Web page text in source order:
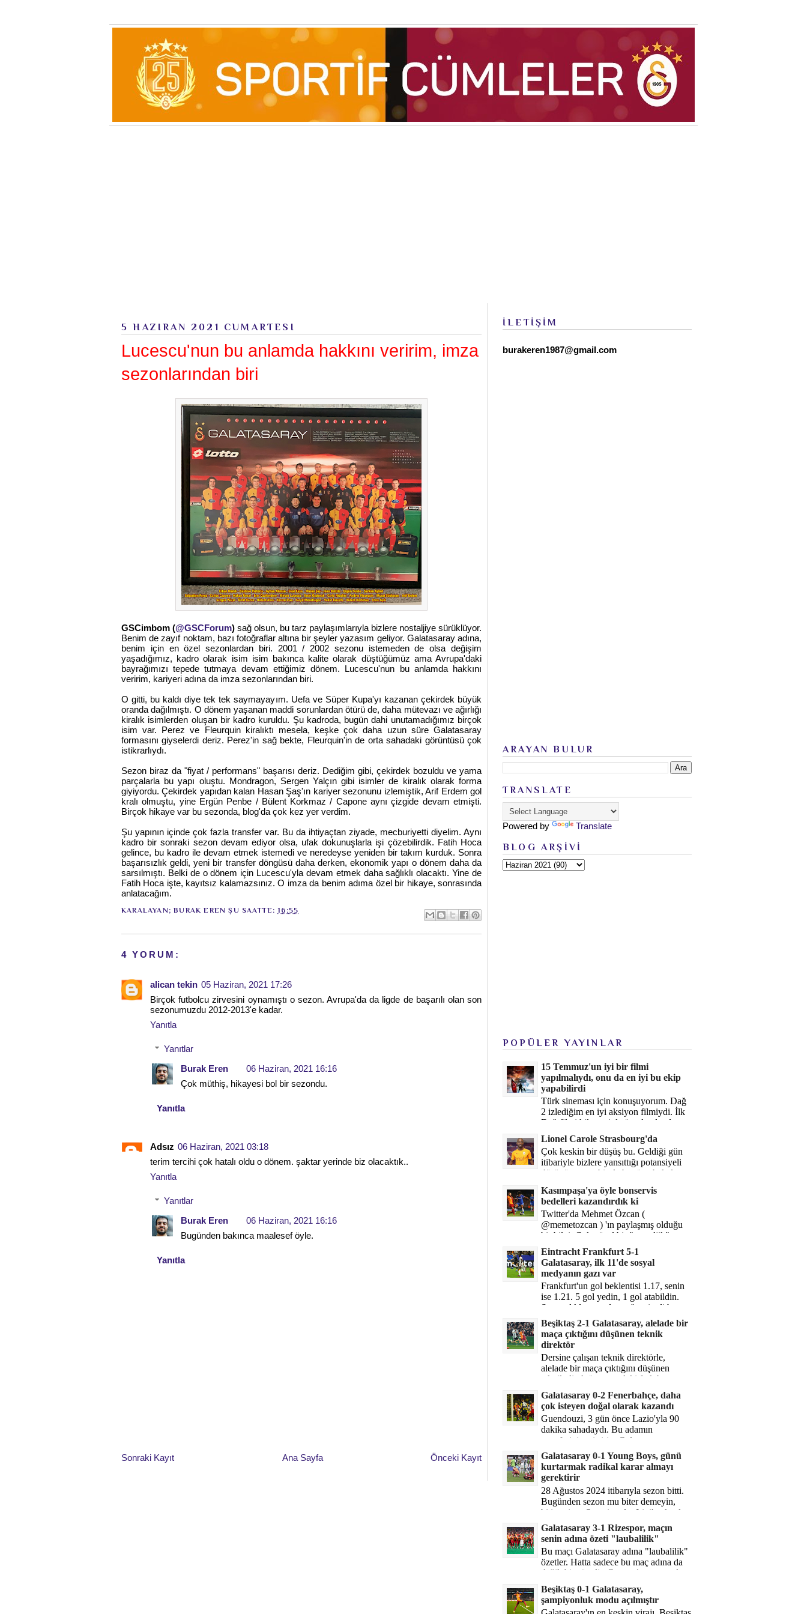
5 HAZIRAN 2021 CUMARTESI
Lucescu'nun bu anlamda hakkını veririm, imza
sezonlarından biri
GSCimbom (@GSCForum) sağ olsun, bu tarz paylaşımlarıyla bizlere nostaljiye sürüklüyor.
Benim de zayıf noktam, bazı fotoğraflar altına bir şeyler yazasım geliyor. Galatasaray adına,
benim için en özel sezonlardan biri. 2001 / 2002 sezonu istemeden de olsa değişim
yaşadığımız, kadro olarak isim isim bakınca kalite olarak düştüğümüz ama Avrupa'daki
bayrağımızı tepede tutmaya devam ettiğimiz dönem. Lucescu'nun bu anlamda hakkını
veririm, kariyeri adına da imza sezonlarından biri.
O gitti, bu kaldı diye tek tek saymayayım. Uefa ve Süper Kupa'yı kazanan çekirdek büyük
oranda dağılmıştı. O dönem yaşanan maddi sorunlardan ötürü de, daha mütevazı ve ağırlığı
kiralık isimlerden oluşan bir kadro kuruldu. Şu kadroda, bugün dahi unutamadığımız birçok
isim var. Perez ve Fleurquin kiralıktı mesela, keşke çok daha uzun süre Galatasaray
formasını giyselerdi deriz. Perez'in sağ bekte, Fleurquin'in de orta sahadaki görüntüsü çok
istikrarlıydı.
Sezon biraz da "fiyat / performans" başarısı deriz. Dediğim gibi, çekirdek bozuldu ve yama
parçalarla bu yapı oluştu. Mondragon, Sergen Yalçın gibi isimler de kiralık olarak forma
giyiyordu. Çekirdek yapıdan kalan Hasan Şaş'ın kariyer sezonunu izlemiştik, Arif Erdem gol
kralı olmuştu, yine Ergün Penbe / Bülent Korkmaz / Capone aynı çizgide devam etmişti.
Birçok hikaye var bu sezonda, blog'da çok kez yer verdim.
Şu yapının içinde çok fazla transfer var. Bu da ihtiyaçtan ziyade, mecburiyetti diyelim. Aynı
kadro bir sonraki sezon devam ediyor olsa, ufak dokunuşlarla işi çözebilirdik. Fatih Hoca
gelince, bu kadro ile devam etmek istemedi ve neredeyse yeniden bir takım kurduk. Sonra
başarısızlık geldi, yeni bir transfer döngüsü daha derken, ekonomik yapı o dönem daha da
sarsılmıştı. Belki de o dönem için Lucescu'yla devam etmek daha sağlıklı olacaktı. Yine de
Fatih Hoca işte, kayıtsız kalamazsınız. O imza da benim adıma özel bir hikaye, sonrasında
anlatacağım.
KARALAYAN;BURAK EREN ŞU SAATTE:16:55
4 YORUM:
alican tekin 05 Haziran, 2021 17:26
Birçok futbolcu zirvesini oynamıştı o sezon. Avrupa'da da ligde de başarılı olan son
sezonumuzdu 2012-2013'e kadar.
Yanıtla
Yanıtlar
Burak Eren
06 Haziran, 2021 16:16
Çok müthiş, hikayesi bol bir sezondu.
Yanıtla
Adsız 06 Haziran, 2021 03:18
terim tercihi çok hatalı oldu o dönem. şaktar yerinde biz olacaktık..
Yanıtla
Yanıtlar
Burak Eren
06 Haziran, 2021 16:16
Bugünden bakınca maalesef öyle.
Yanıtla
Sonraki Kayıt Önceki Kayıt
Ana Sayfa
İLETİŞİM
burakeren1987@gmail.com
ARAYAN BULUR
TRANSLATE
Powered by Translate
BLOG ARŞİVİ
POPÜLER YAYINLAR
15 Temmuz'un iyi bir filmi
yapılmalıydı, onu da en iyi bu ekip
yapabilirdi
Türk sineması için konuşuyorum. Dağ
2 izlediğim en iyi aksiyon filmiydi. İlk
Dağ filmi hikayesiyle ön plandaydı,
Dağ 2 ise belki o hika...
Lionel Carole Strasbourg'da
Çok keskin bir düşüş bu. Geldiği gün
itibariyle bizlere yansıttığı potansiyeli
düşünüyorum, bir de bugüne bakalım.
Kasımpaşa'ya öyle bonservis
bedelleri kazandırdık ki
Twitter'da Mehmet Özcan (
@memetozcan ) 'ın paylaşmış olduğu
bir bilgi. Çok güzel bir "nostaljik" pas
diyelim. Kasımpaşa...
Eintracht Frankfurt 5-1
Galatasaray, ilk 11'de sosyal
medyanın gazı var
Frankfurt'un gol beklentisi 1.17, senin
ise 1.21. 5 gol yedin, 1 gol atabildin.
Şanssızlıkla mı anlatacağız şimdi bu
durumu? Rakibin 5 ş...
Beşiktaş 2-1 Galatasaray, alelade bir
maça çıktığını düşünen teknik
direktör
Dersine çalışan teknik direktörle,
alelade bir maça çıktığını düşünen
teknik direktör arasındaki fark bu
işte. Solskjaer'in çalıştığı de...
Galatasaray 0-2 Fenerbahçe, daha
çok isteyen doğal olarak kazandı
Guendouzi, 3 gün önce Lazio'yla 90
dakika sahadaydı. Bu adamın
transferini yetiştirip, Galatasaray
karşısında 11 oynamasını sağlıyorsun....
Galatasaray 0-1 Young Boys, günü
kurtarmak radikal karar almayı
gerektirir
28 Ağustos 2024 itibarıyla sezon bitti.
Bugünden sezon mu biter demeyin,
bitiyor işte. Şampiyonlar Ligi'ne katılım
hakkı senin misyonun ...
Galatasaray 3-1 Rizespor, maçın
senin adına özeti "laubalilik"
Bu maçı Galatasaray adına "laubalilik"
özetler. Hatta sadece bu maç adına da
değil, bir süredir. Geçen 4 maçta sadece
1 gol yedin ...
Beşiktaş 0-1 Galatasaray,
şampiyonluk modu açılmıştır